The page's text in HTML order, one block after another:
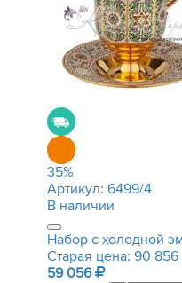
35%
Артикул: 6499/4
В наличии
Набор с холодной
Старая цена: 90 856
59 056